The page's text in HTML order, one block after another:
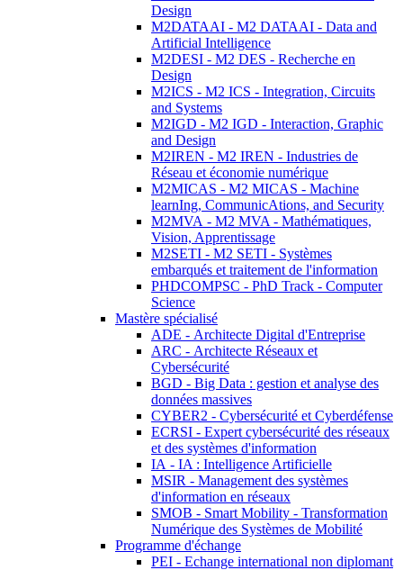
Design
M2DATAAI - M2 DATAAI - Data and
Artificial Intelligence
M2DESI - M2 DES - Recherche en
Design
M2ICS - M2 ICS - Integration, Circuits
and Systems
M2IGD - M2 IGD - Interaction, Graphic
and Design
M2IREN - M2 IREN - Industries de
Réseau et économie numérique
M2MICAS - M2 MICAS - Machine
learnIng, CommunicAtions, and Security
M2MVA - M2 MVA - Mathématiques,
Vision, Apprentissage
M2SETI - M2 SETI - Systèmes
embarqués et traitement de l'information
PHDCOMPSC - PhD Track - Computer
Science
Mastère spécialisé
ADE - Architecte Digital d'Entreprise
ARC - Architecte Réseaux et
Cybersécurité
BGD - Big Data : gestion et analyse des
données massives
CYBER2 - Cybersécurité et Cyberdéfense
ECRSI - Expert cybersécurité des réseaux
et des systèmes d'information
IA - IA : Intelligence Artificielle
MSIR - Management des systèmes
d'information en réseaux
SMOB - Smart Mobility - Transformation
Numérique des Systèmes de Mobilité
Programme d'échange
PEI - Echange international non diplomant